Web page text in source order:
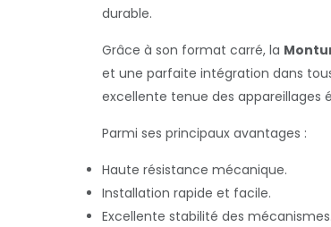
durable.
Grâce à son format carré, la
et une parfaite intégration dans
excellente tenue des appareillages
Parmi ses principaux avantages :
Haute résistance mécanique.
Installation rapide et facile.
Excellente stabilité des mécanismes.